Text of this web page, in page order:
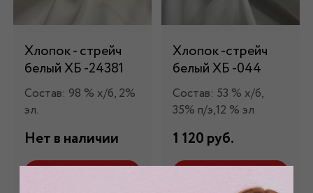
Хлопок - стрейч
белый ХБ -24381
Состав: 98 % х/б, 2%
эл.
Нет в наличии
Хлопок -стрейч
белый ХБ -044
Состав: 53 % х/б,
35% п/э,12 % эл
1 120 руб.